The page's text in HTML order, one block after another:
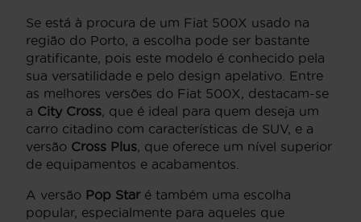
Se está à procura de um Fiat 500X usado na
região do Porto, a escolha pode ser bastante
gratificante, pois este modelo é conhecido pela
sua versatilidade e pelo design apelativo. Entre
as melhores versões do Fiat 500X, destacam-se
a City Cross, que é ideal para quem deseja um
carro citadino com características de SUV, e a
versão Cross Plus, que oferece um nível superior
de equipamentos e acabamentos.
A versão Pop Staré também uma escolha
popular, especialmente para aqueles que